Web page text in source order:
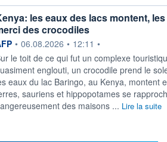
les eaux des lacs montent,
des crocodiles
fournie par
• 06.08.2026 • 12:11 •
le toit de ce qui fut un complexe
englouti, un crocodile prend le
eaux du lac Baringo, au Kenya, montent
sauriens et hippopotames se
des maisons ... Lire la suite